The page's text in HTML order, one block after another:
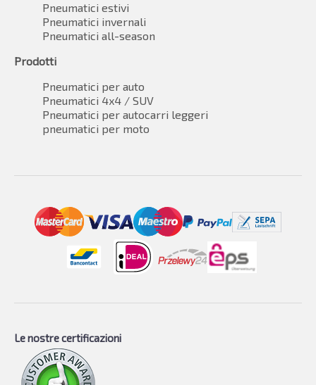
Pneumatici estivi
Pneumatici invernali
Pneumatici all-season
Prodotti
Pneumatici per auto
Pneumatici 4x4 / SUV
Pneumatici per autocarri leggeri
pneumatici per moto
Le nostre certificazioni